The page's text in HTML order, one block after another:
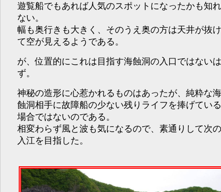
遊覧船でもあれば人気のスポットになったかも知
ない。
幅も奥行きも大きく、そのうえ奥の方は天井が抜
て空が見えるようである。
が、位置的にこれは目指す海蝕洞の入口ではない
ず。
神秘の造形に心惹かれるものはあったが、純粋な
蝕洞相手に故障船の少ない残りライフを捧げてい
場合ではないのである。
相変わらず風と波も気になるので、素通りして次
入江を目指した。